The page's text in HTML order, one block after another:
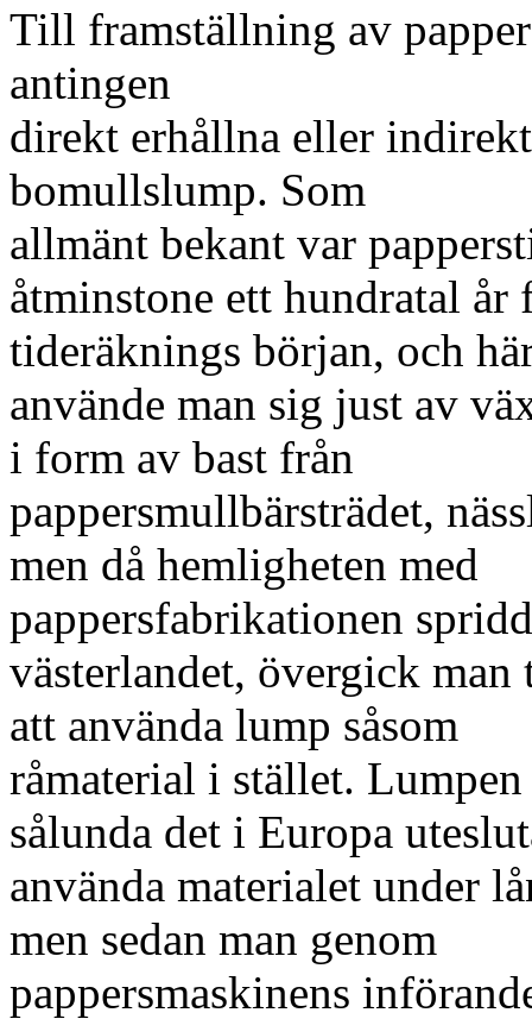
Till framställning av
antingen
direkt erhållna eller
bomullslump. Som
allmänt bekant var
åtminstone ett hundratal år
tideräknings början, och
använde man sig just av
i form av bast från
pappersmullbärsträdet,
men då hemligheten med
pappersfabrikationen
västerlandet, övergick
att använda lump såsom
råmaterial i stället.
sålunda det i Europa
använda materialet under
men sedan man genom
pappersmaskinens